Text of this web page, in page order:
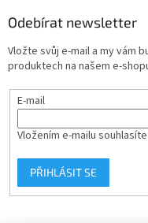
Odebírat newsletter
Vložte svůj e-mail a my vám
produktech na našem e-
E-mail
Vložením e-mailu
PŘIHLÁSIT SE